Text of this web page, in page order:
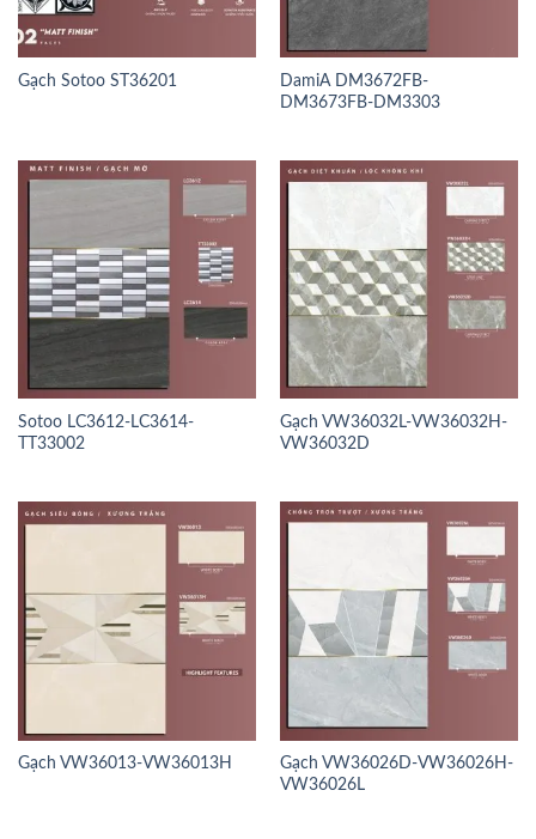
Gạch Sotoo ST36201
DamiA DM3672FB-
DM3673FB-DM3303
Sotoo LC3612-LC3614-
TT33002
Gạch VW36032L-VW36032H-
VW36032D
Gạch VW36013-VW36013H
Gạch VW36026D-VW36026H-
VW36026L